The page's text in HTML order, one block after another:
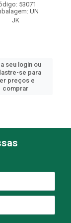
53071
UN
JK
seu login ou
se para
preços e
comprar